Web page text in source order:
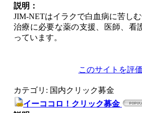
説明：
JIM-NETはイラクで白血病に苦し
治療に必要な薬の支援、医師、看
っています。
このサイトを評
カテゴリ: 国内クリック募金
イーココロ！クリック募金